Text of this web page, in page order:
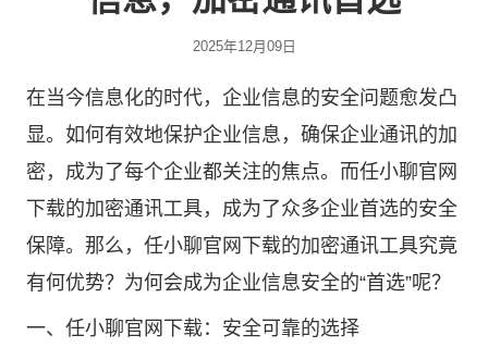
2025年12月09日
在当今信息化的时代，企业信息的安全问题愈发凸
显。如何有效地保护企业信息，确保企业通讯的加
密，成为了每个企业都关注的焦点。而任小聊官网
下载的加密通讯工具，成为了众多企业首选的安全
保障。那么，任小聊官网下载的加密通讯工具究竟
有何优势？为何会成为企业信息安全的“首选”呢？
一、任小聊官网下载：安全可靠的选择